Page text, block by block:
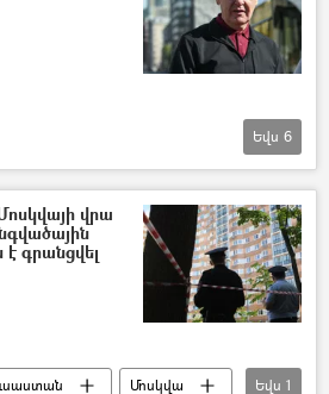
Դոնբասի պաշտպանություն. ՌԴ–ի ռազմական հատուկ գործողությունը Ուկրաինայում
թռչող սարք (ԱԹՍ)
Եվս 6
վրա
է գրանցվել
Մոսկվա
Եվս 1